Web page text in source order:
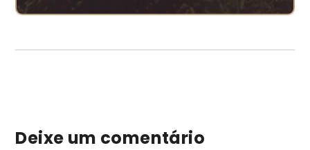
Deixe um comentário